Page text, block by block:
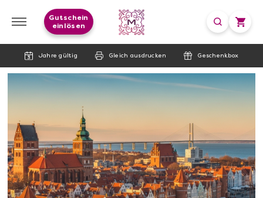
Jahre gültig Gleich ausdrucken Geschenkbox
Gutschein
einlösen